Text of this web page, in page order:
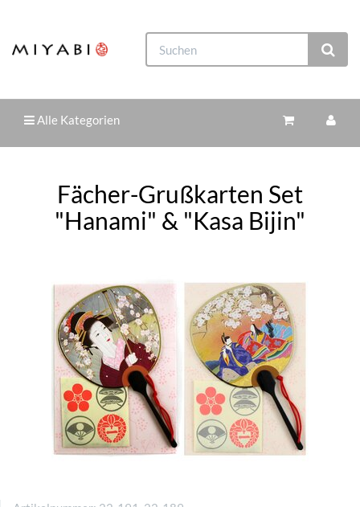
Alle Kategorien
Fächer-Grußkarten Set
"Hanami" & "Kasa Bijin"